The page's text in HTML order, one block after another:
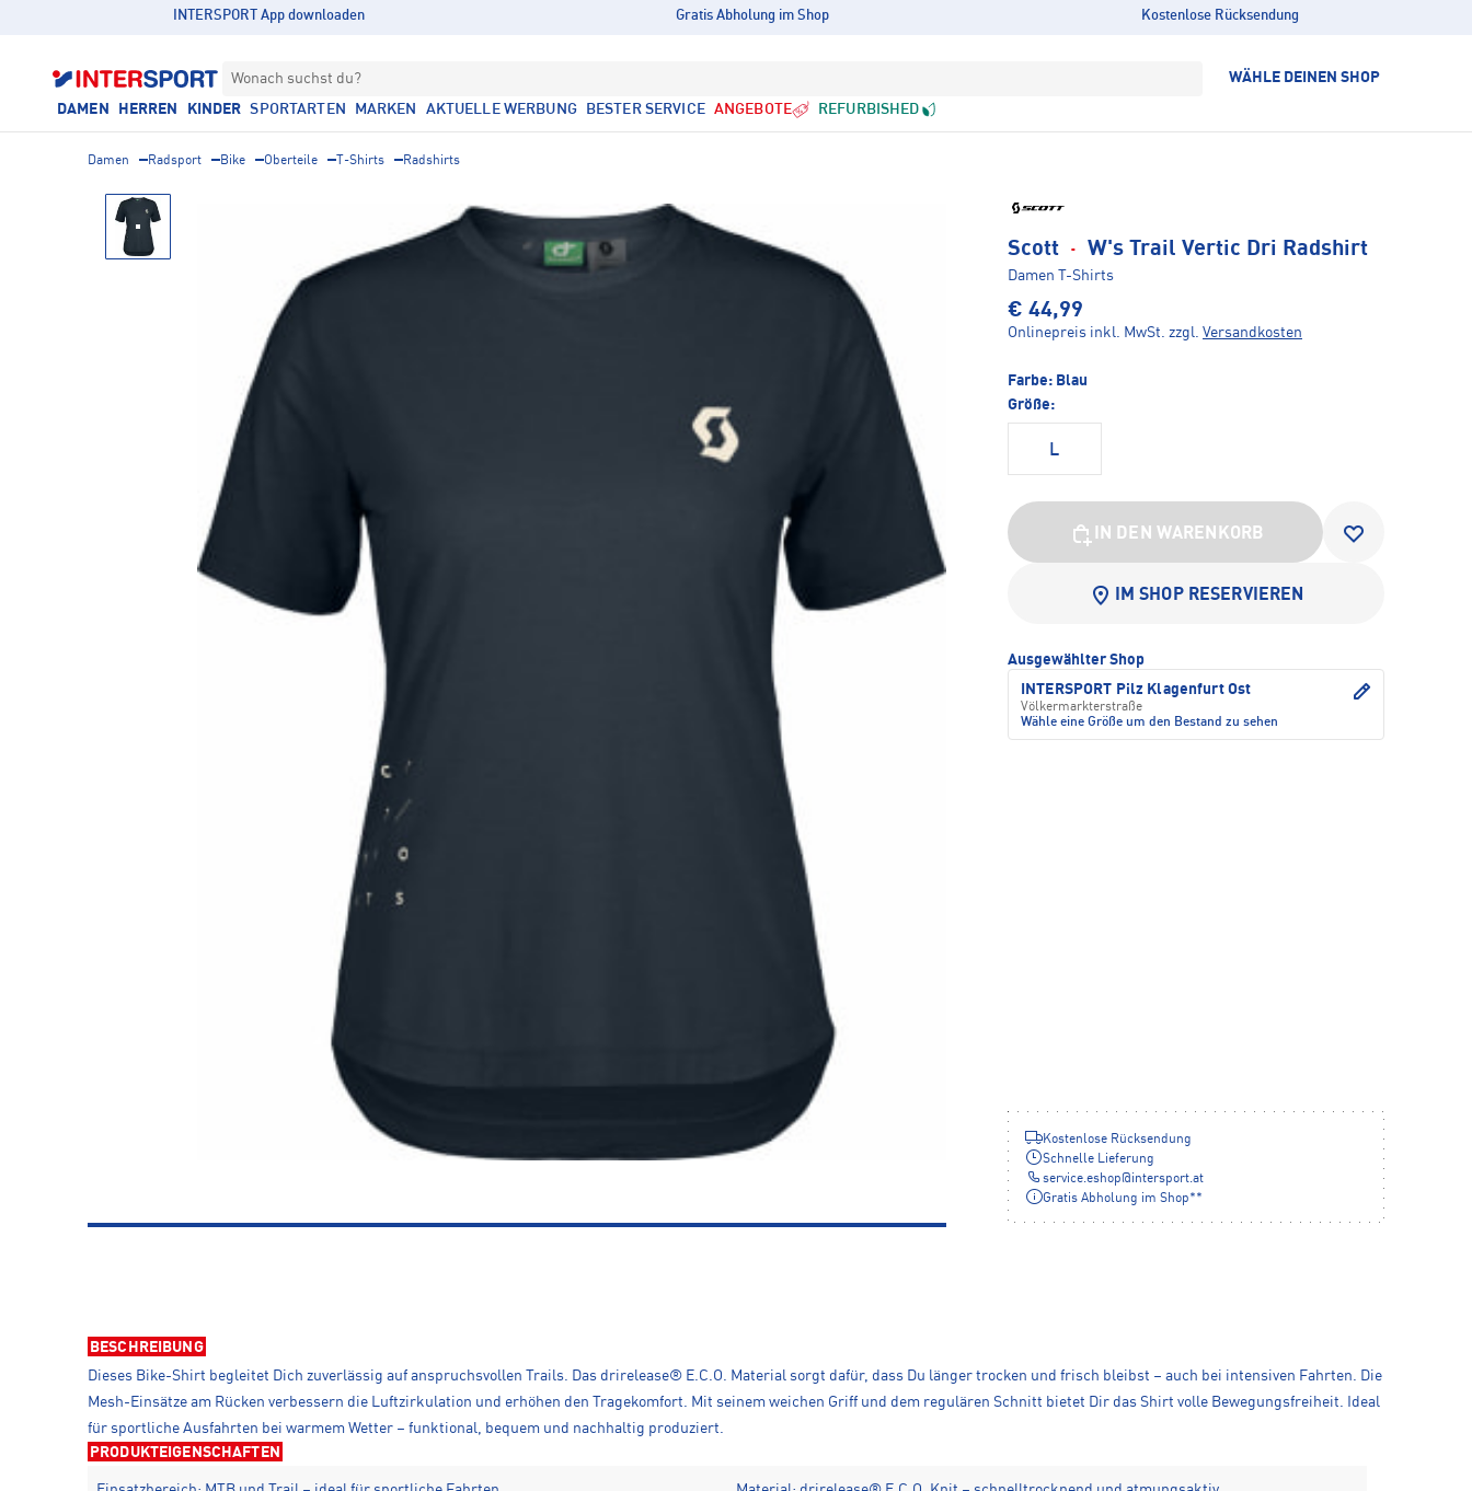
INTERSPORT App downloaden Gratis Abholung im Shop Kostenlose Rücksendung
Wonach suchst du? WÄHLE DEINEN SHOP
DAMEN HERREN KINDER SPORTARTEN MARKEN AKTUELLE WERBUNG BESTER SERVICE ANGEBOTE REFURBISHED
Damen Radsport Bike Oberteile T-Shirts Radshirts
Scott · W's Trail Vertic Dri Radshirt
Damen T-Shirts
€ 44,99
Onlinepreis inkl. MwSt. zzgl. Versandkosten
Farbe: Blau
Größe:
L
IN DEN WARENKORB
IM SHOP RESERVIEREN
Ausgewählter Shop
INTERSPORT Pilz Klagenfurt Ost
Völkermarkterstraße
Wähle eine Größe um den Bestand zu sehen
Kostenlose Rücksendung
Schnelle Lieferung
service.eshop@ intersport.at
Gratis Abholung im Shop**
BESCHREIBUNG
Dieses Bike-Shirt begleitet Dich zuverlässig auf anspruchsvollen Trails. Das drirelease® E.C.O. Material sorgt dafür, dass Du länger trocken und frisch bleibst – auch bei intensiven Fahrten. Die
Mesh-Einsätze am Rücken verbessern die Luftzirkulation und erhöhen den Tragekomfort. Mit seinem weichen Griff und dem regulären Schnitt bietet Dir das Shirt volle Bewegungsfreiheit. Ideal
für sportliche Ausfahrten bei warmem Wetter – funktional, bequem und nachhaltig produziert.
PRODUKTEIGENSCHAFTEN